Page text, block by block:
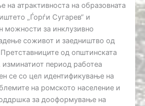
на атрактивноста на образовната
„Ѓорѓи Сугарев“ и
можности за инклузивно
соживот и заедништво од
Претставниците од општинската
изминатиот период работеа
се со цел идентификување на
на ромското население и
за дооформување на